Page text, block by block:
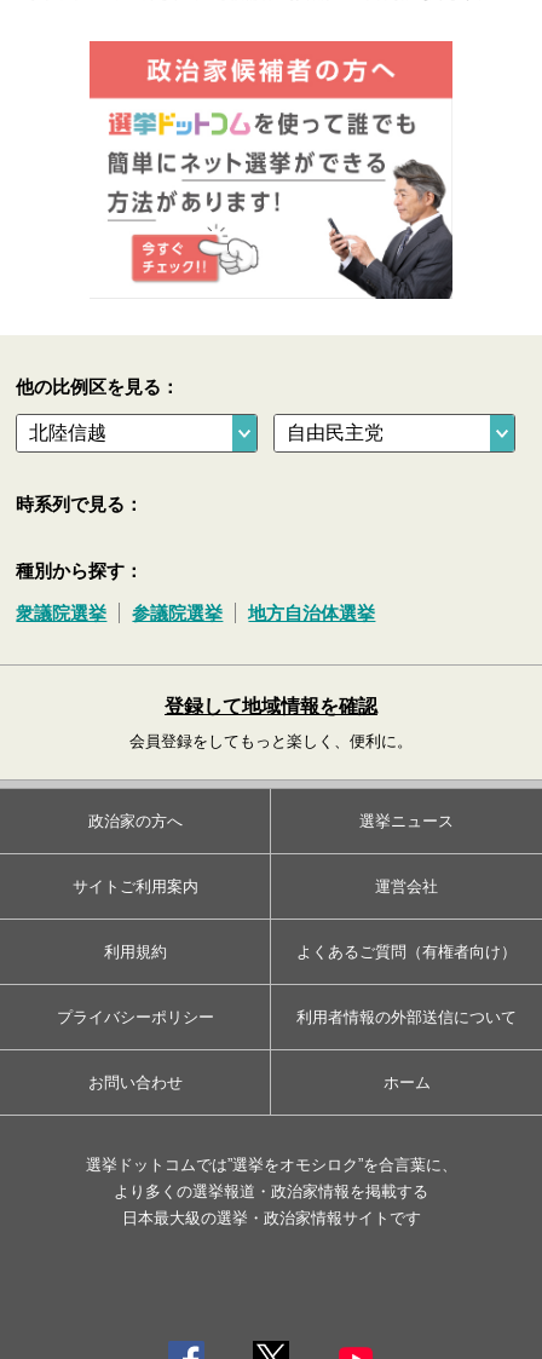
他の比例区を見る：
時系列で見る：
種別から探す：
衆議院選挙 参議院選挙 地方自治体選挙
登録して地域情報を確認
会員登録をしてもっと楽しく、便利に。
政治家の方へ 選挙ニュース
サイトご利用案内 運営会社
利用規約 よくあるご質問（有権者向け）
プライバシーポリシー 利用者情報の外部送信について
お問い合わせ ホーム
選挙ドットコムでは”選挙をオモシロク”を合言葉に、
より多くの選挙報道・政治家情報を掲載する
日本最大級の選挙・政治家情報サイトです